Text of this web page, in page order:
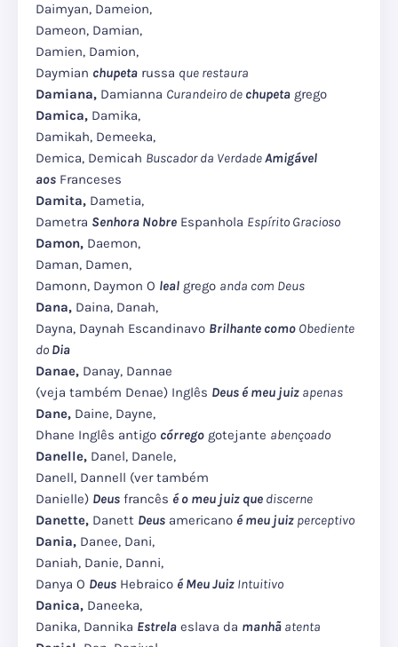
Daimyan, Dameion,
Dameon, Damian,
Damien, Damion,
Daymian chupeta russa que restaura
Damiana, Damianna Curandeiro de chupeta grego
Damica, Damika,
Damikah, Demeeka,
Demica, Demicah Buscador da VerdadeAmigável
aos Franceses
Damita, Dametia,
Dametra Senhora Nobre Espanhola Espírito Gracioso
Damon, Daemon,
Daman, Damen,
Damonn, Daymon O leal grego anda com Deus
Dana, Daina, Danah,
Dayna, Daynah Escandinavo Brilhante como Obediente
do Dia
Danae, Danay, Dannae
(veja também Denae) Inglês Deus é meu juiz apenas
Dane, Daine, Dayne,
Dhane Inglês antigo córrego gotejante abençoado
Danelle, Danel, Danele,
Danell, Dannell (ver também
Danielle) Deus francês é o meu juiz que discerne
Danette, Danett Deus americano é meu juiz perceptivo
Dania, Danee, Dani,
Daniah, Danie, Danni,
Danya O Deus Hebraico é Meu Juiz Intuitivo
Danica, Daneeka,
Danika, Dannika Estrela eslava da manhã atenta